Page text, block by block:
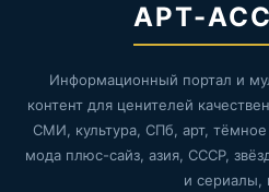
АРТ-
Информационный портал и
контент для ценителей
СМИ, культура, СПб, арт,
мода плюс-сайз, азия, СССР,
и сериалы,